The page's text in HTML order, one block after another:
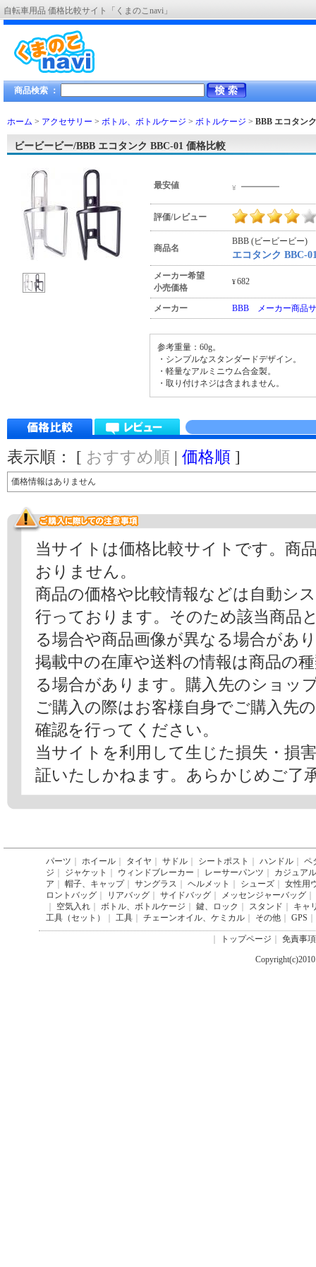
自転車用品 価格比較サイト「くまのこnavi」
商品検索 ：
ホーム > アクセサリー > ボトル、ボトルケージ > ボトルケージ > BBB エコタン
ビービービー/BBB エコタンク BBC-01 価格比較
最安値 ¥ ―――
評価/レビュー
商品名
BBB (ビービービー)
エコタンク BBC-
メーカー希望
小売価格
¥682
メーカー BBB メーカー商品
参考重量：60g。
・シンプルなスタンダードデザイン。
・軽量なアルミニウム合金製。
・取り付けネジは含まれません。
表示順： [ おすすめ順 | 価格順 ]
価格情報はありません
当サイトは価格比較サイトです。商
おりません。
商品の価格や比較情報などは自動シ
行っております。そのため該当商品
る場合や商品画像が異なる場合があ
掲載中の在庫や送料の情報は商品の
る場合があります。購入先のショッ
ご購入の際はお客様自身でご購入先
確認を行ってください。
当サイトを利用して生じた損失・損
証いたしかねます。あらかじめご了
パーツ ホイール タイヤ サドル シートポスト ハンドル
ペ
ジ
ジャケット ウィンドブレーカー レーサーパンツ
カジュア
ア
帽子、キャップ｜ サングラス ヘルメット シューズ
女性用
ロントバッグ
リアバッグ サイドバッグ メッセンジャーバッグ
空気入れ ボトル、ボトルケージ 鍵、ロック スタンド
キャ
工具（セット）
工具 チェーンオイル、ケミカル その他 GPS
トップページ 免責事項